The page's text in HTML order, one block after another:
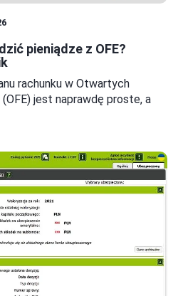
pieniądze z OFE?
rachunku w Otwartych
jest naprawdę proste, a